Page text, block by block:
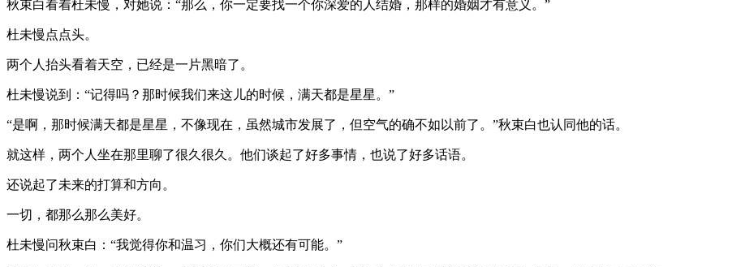
秋束白看着杜未慢，对她说：“那么，你一定要找一个你深爱的人结婚，那样的婚姻才有意义。”
杜未慢点点头。
两个人抬头看着天空，已经是一片黑暗了。
杜未慢说到：“记得吗？那时候我们来这儿的时候，满天都是星星。”
“是啊，那时候满天都是星星，不像现在，虽然城市发展了，但空气的确不如以前了。”秋束白也认同他的话。
就这样，两个人坐在那里聊了很久很久。他们谈起了好多事情，也说了好多话语。
还说起了未来的打算和方向。
一切，都那么那么美好。
杜未慢问秋束白：“我觉得你和温习，你们大概还有可能。”